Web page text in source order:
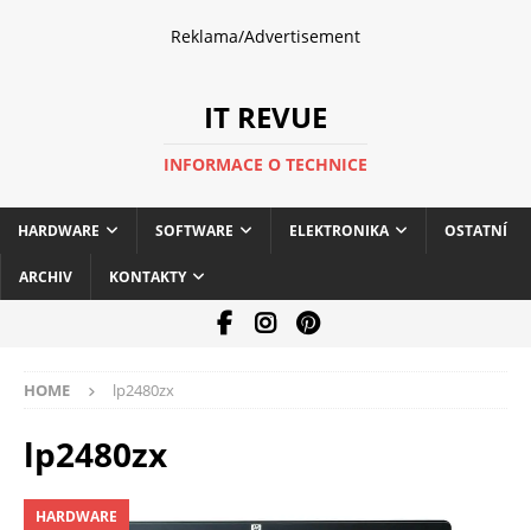
Reklama/Advertisement
IT REVUE
INFORMACE O TECHNICE
HARDWARE SOFTWARE ELEKTRONIKA OSTATNÍ
ARCHIV KONTAKTY
HOME lp2480zx
lp2480zx
HARDWARE